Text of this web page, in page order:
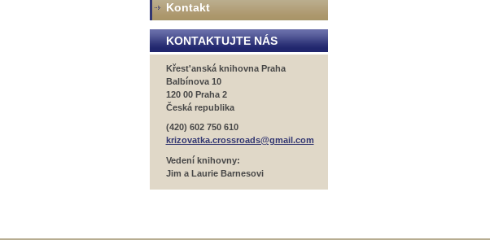
Kontakt
KONTAKTUJTE NÁS
Křest'anská knihovna Praha
Balbínova 10
120 00 Praha 2
Česká republika
(420) 602 750 610
krizovatka.crossroads@gmail.com
Vedení knihovny:
Jim a Laurie Barnesovi